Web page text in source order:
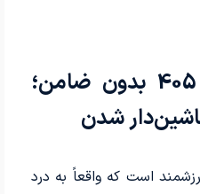
خرید اقساطی پژو 405 بدون ضامن؛
شدن
است که واقعاً به درد